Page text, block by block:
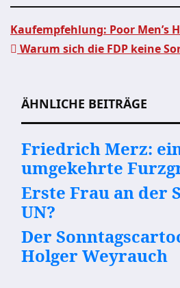
Kaufempfehlung: Poor Men’s
Warum sich die FDP keine
ÄHNLICHE BEITRÄGE
Friedrich Merz:
umgekehrte
Erste Frau an der
UN?
Der
Holger Weyrauch